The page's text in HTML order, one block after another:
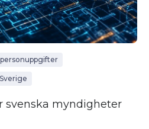
Sverige
svenska myndigheter